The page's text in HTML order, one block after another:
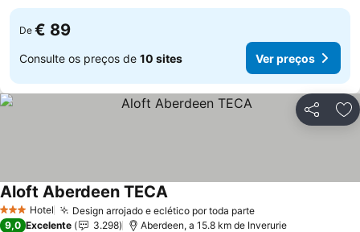
De € 89
Consulte os preços de 10 sites Ver preços
Partilhar
3 EstrelasHotel Design arrojado e eclético por toda parte
Aloft Aberdeen TECA
9,0 Excelente 3.298 Aberdeen, a 15.8 km de Inverurie